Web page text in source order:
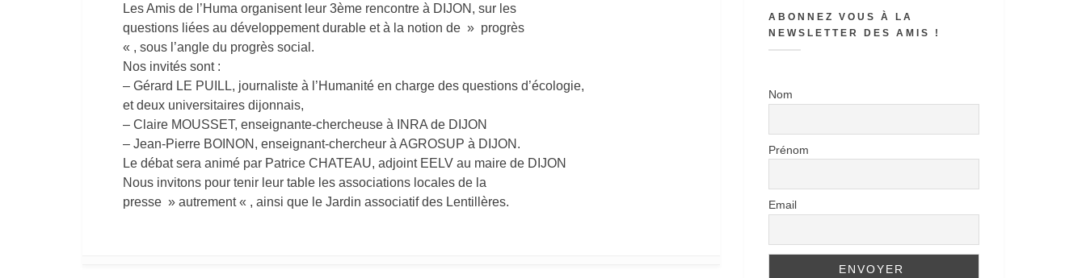
Les Amis de l’Huma organisent leur 3ème rencontre à DIJON, sur les
questions liées au développement durable et à la notion de » progrès
« , sous l’angle du progrès social.
Nos invités sont :
– Gérard LE PUILL, journaliste à l’Humanité en charge des questions d’écologie,
et deux universitaires dijonnais,
– Claire MOUSSET, enseignante-chercheuse à INRA de DIJON
– Jean-Pierre BOINON, enseignant-chercheur à AGROSUP à DIJON.
Le débat sera animé par Patrice CHATEAU, adjoint EELV au maire de DIJON
Nous invitons pour tenir leur table les associations locales de la
presse » autrement « , ainsi que le Jardin associatif des Lentillères.
ABONNEZ VOUS À LA
NEWSLETTER DES AMIS !
Nom
Prénom
Email